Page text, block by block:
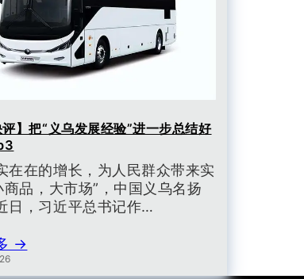
评】把“义乌发展经验”进一步总结好
在在的增长，为人民群众带来实
商品，大市场”，中国义乌名扬
日，习近平总书记作…
→